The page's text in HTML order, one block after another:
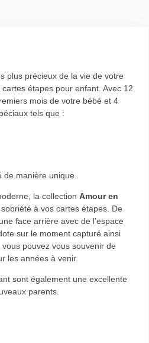
plus précieux de la vie de votre
étapes pour enfant. Avec 12
mois de votre bébé et 4
tels que :
manière unique.
la collection Amour en
à vos cartes étapes. De
face arrière avec de l’espace
sur le moment capturé ainsi
pouvez vous souvenir de
les années à venir.
sont également une excellente
parents.